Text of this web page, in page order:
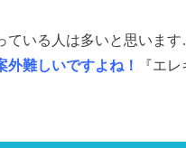
ている人は多いと思います
難しいですよね！
『エ